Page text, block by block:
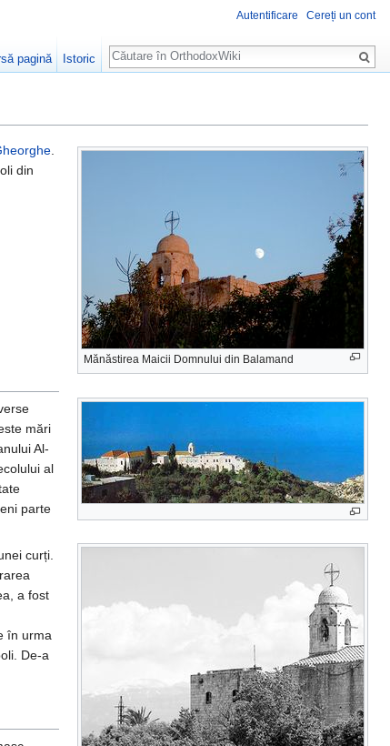
Mănăstirea Maicii Domnului din Balamand
.
din
mări
Al-
al
parte
curți.
a fost
în urma
De-a
Autentificare Cereți un cont
pagină Istoric
Căutare